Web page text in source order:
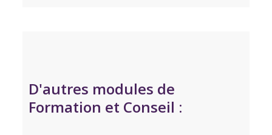
D'autres modules de
Formation et Conseil :